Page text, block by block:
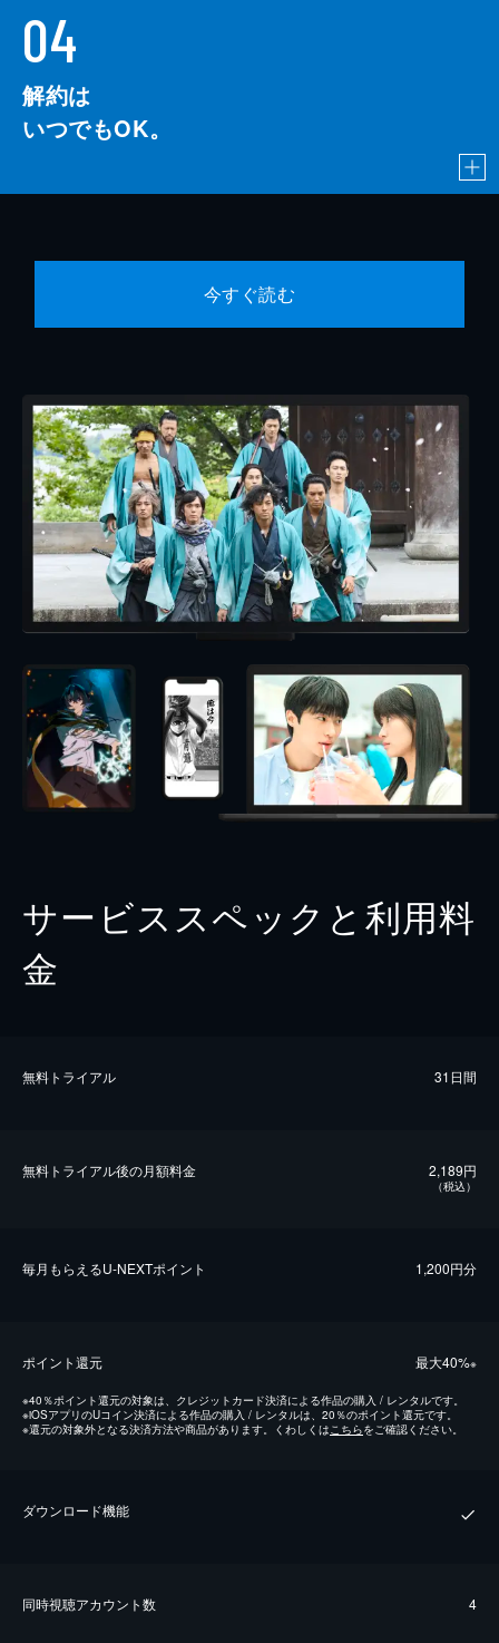
04
解約は
いつでもOK。
今すぐ読む
サービススペックと利用料
金
無料トライアル 31日間
無料トライアル後の⽉額料金 2,189円
（税込）
毎⽉もらえるU-NEXTポイント 1,200円分
ポイント還元 最⼤40%※
※40％ポイント還元の対象は、クレジットカード決済による作品の購入 / レンタルです。
※iOSアプリのUコイン決済による作品の購入 / レンタルは、20％のポイント還元です。
※還元の対象外となる決済方法や商品があります。くわしくはこちらをご確認ください。
ダウンロード機能
同時視聴アカウント数 4